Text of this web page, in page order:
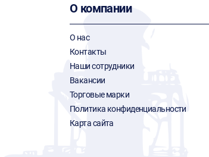
О компании
О нас
Контакты
Наши сотрудники
Вакансии
Торговые марки
Политика конфиденциальности
Карта сайта